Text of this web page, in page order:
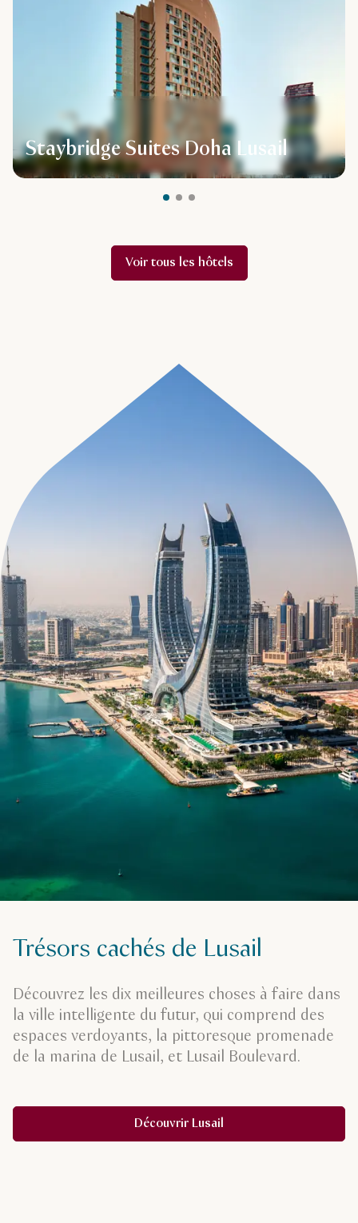
Staybridge Suites Doha Lusail
Voir tous les hôtels
Trésors cachés de Lusail
Découvrez les dix meilleures choses à faire dans
la ville intelligente du futur, qui comprend des
espaces verdoyants, la pittoresque promenade
de la marina de Lusail, et Lusail Boulevard.
Découvrir Lusail